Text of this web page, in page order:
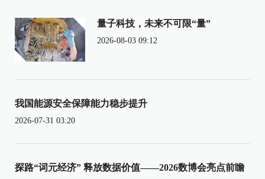
量子科技，未来不可限“量”
2026-08-03 09:12
我国能源安全保障能力稳步提升
2026-07-31 03:20
探路“词元经济” 释放数据价值——2026数博会亮点前瞻